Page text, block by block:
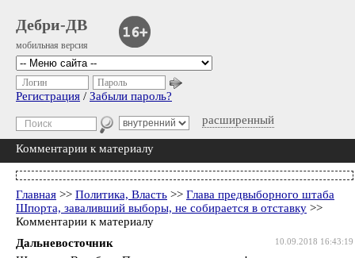
Дебри-ДВ
мобильная версия
расширенный
Логин Пароль
Регистрация / Забыли пароль?
Комментарии к материалу
Главная >> Политика, Власть >> Глава предвыборного штаба
Шпорта, заваливший выборы, не собирается в отставку >>
Комментарии к материалу
10.09.2018 16:43:19
Дальневосточник